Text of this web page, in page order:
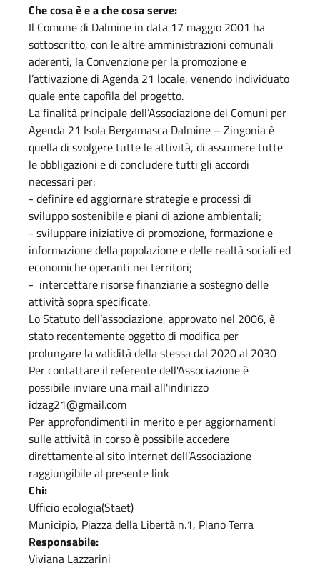
Che cosa è e a che cosa serve:
Il Comune di Dalmine in data 17 maggio 2001 ha
sottoscritto, con le altre amministrazioni comunali
aderenti, la Convenzione per la promozione e
l’attivazione di Agenda 21 locale, venendo individuato
quale ente capofila del progetto.
La finalità principale dell’Associazione dei Comuni per
Agenda 21 Isola Bergamasca Dalmine – Zingonia è
quella di svolgere tutte le attività, di assumere tutte
le obbligazioni e di concludere tutti gli accordi
necessari per:
- definire ed aggiornare strategie e processi di
sviluppo sostenibile e piani di azione ambientali;
- sviluppare iniziative di promozione, formazione e
informazione della popolazione e delle realtà sociali ed
economiche operanti nei territori;
- intercettare risorse finanziarie a sostegno delle
attività sopra specificate.
Lo Statuto dell’associazione, approvato nel 2006, è
stato recentemente oggetto di modifica per
prolungare la validità della stessa dal 2020 al 2030
Per contattare il referente dell'Associazione è
possibile inviare una mail all'indirizzo
idzag21@gmail.com
Per approfondimenti in merito e per aggiornamenti
sulle attività in corso è possibile accedere
direttamente al sito internet dell’Associazione
raggiungibile al presente link
Chi:
Ufficio ecologia(Staet)
Municipio, Piazza della Libertà n.1, Piano Terra
Responsabile:
Viviana Lazzarini